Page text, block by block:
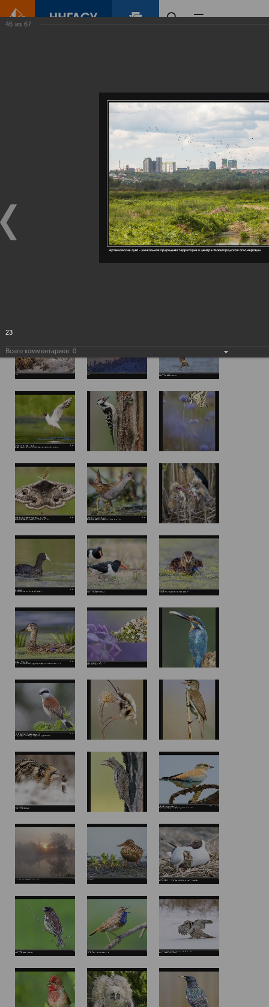
Фотогалерея
46 из 67
23
Всего комментариев: 0